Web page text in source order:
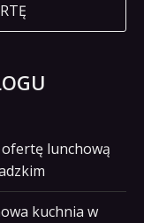
ofertę lunchową
kuchnia w